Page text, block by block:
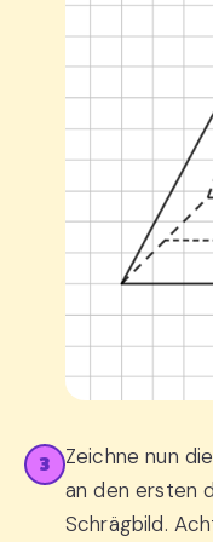
3
Zeichne nun
an den ersten
Schrägbild.